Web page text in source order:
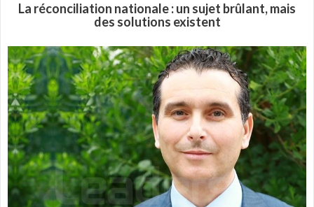
La réconciliation nationale : un sujet brûlant, mais
des solutions existent